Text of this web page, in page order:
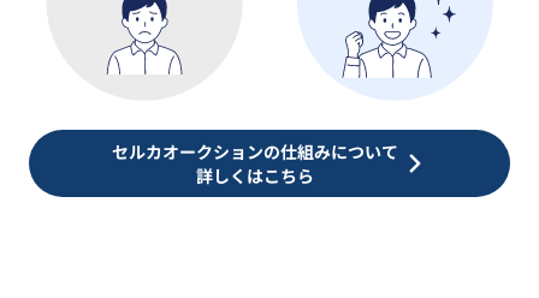
セルカオークションの仕組みについて
詳しくはこちら